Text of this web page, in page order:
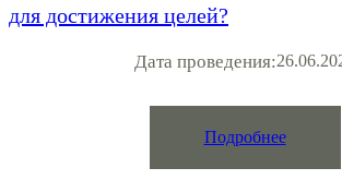
для достижения целей?
Дата проведения:
Подробнее